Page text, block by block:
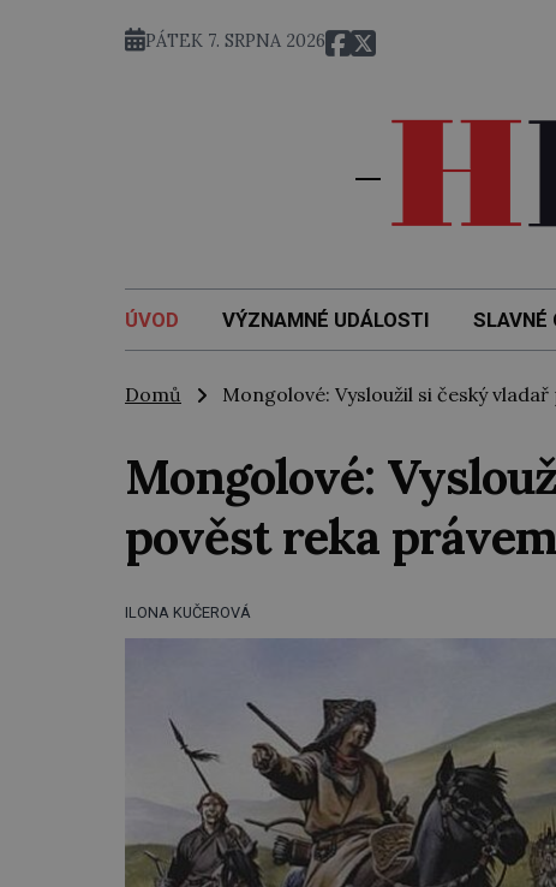
PÁTEK 7. SRPNA 2026
ÚVOD VÝZNAMNÉ UDÁLOSTI SLAVNÉ
Domů Mongolové: Vysloužil si český
Mongolové:
pověst reka
ILONA KUČEROVÁ